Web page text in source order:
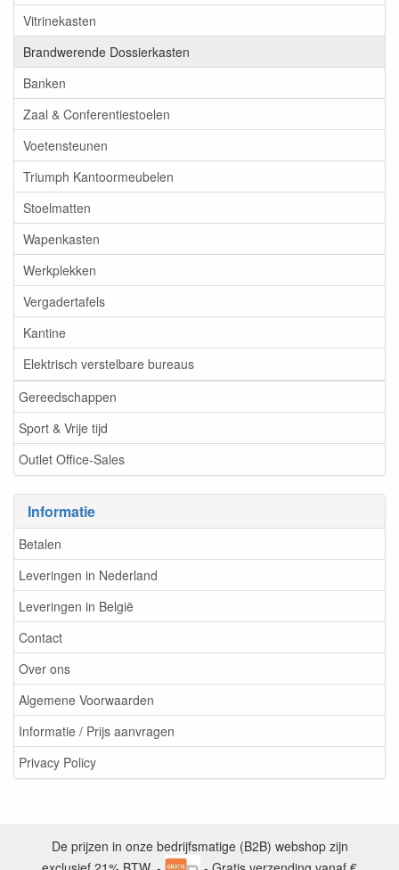
Vitrinekasten
Brandwerende Dossierkasten
Banken
Zaal & Conferentiestoelen
Voetensteunen
Triumph Kantoormeubelen
Stoelmatten
Wapenkasten
Werkplekken
Vergadertafels
Kantine
Elektrisch verstelbare bureaus
Gereedschappen
Sport & Vrije tijd
Outlet Office-Sales
Informatie
Betalen
Leveringen in Nederland
Leveringen in België
Contact
Over ons
Algemene Voorwaarden
Informatie / Prijs aanvragen
Privacy Policy
De prijzen in onze bedrijfsmatige (B2B) webshop zijn